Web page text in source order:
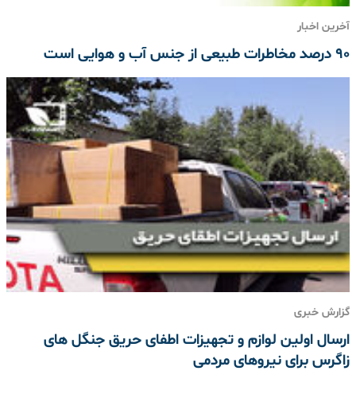
آخرین اخبار
۹۰ درصد مخاطرات طبیعی از جنس آب و هوایی است
گزارش خبری
ارسال اولین لوازم و تجهیزات اطفای حریق جنگل های
زاگرس برای نیروهای مردمی